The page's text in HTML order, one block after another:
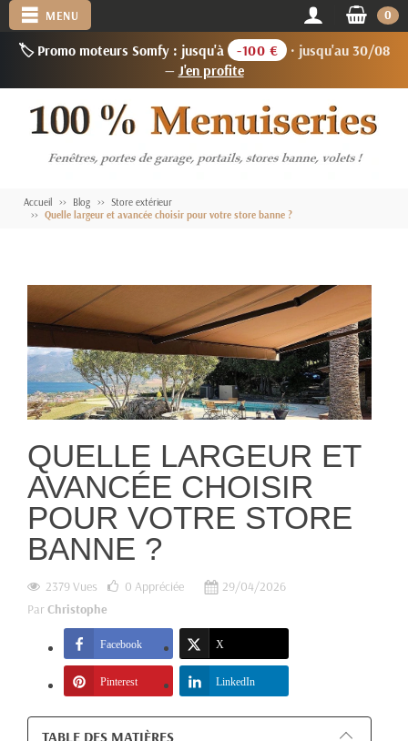
🏷️ Promo moteurs Somfy : jusqu'à -100 €
· jusqu'au 30/08
— J'en profite
MENU 0
Accueil Blog
Store extérieur
Quelle largeur et avancée choisir pour votre store banne ?
QUELLE LARGEUR ET
AVANCÉE CHOISIR
POUR VOTRE STORE
BANNE ?
2379 Vues 0 Appréciée
29/04/2026
ParChristophe
Facebook X
Pinterest LinkedIn
TABLE DES MATIÈRES